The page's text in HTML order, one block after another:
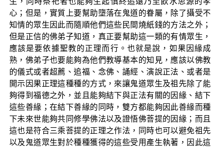
心；但是，實質上要幫助墮落在鬼道的眷屬，除了攝受不
知情的眾生因此而隨順他們這些民間燒紙錢的方法之外；
但是正信的佛弟子知道，真正要幫助這一類的有情眾生，
應該是要依據聖教的正理而行。也就是說，如果因緣成
熟，佛弟子也要能夠為他們教導基本的知見，應該以佛教
的儀式或者超薦、追福、念佛、誦經、演說正法、或者是
開示因果正理這種種的方式，來讓鬼道眾生及祖先除了能
夠得到福德之外，並且能夠結下與正法有關的因緣、結下
這些善緣；在結下善緣的同時，雙方都能夠因此善緣而種
下未來世能夠共同修學佛法以及證悟佛菩提的因緣；而且
這也是符合三乘菩提的正理之作法，同時也可以避免祖先
以及鬼道眾生對於種種獲得的這些受用產生執著，因此這